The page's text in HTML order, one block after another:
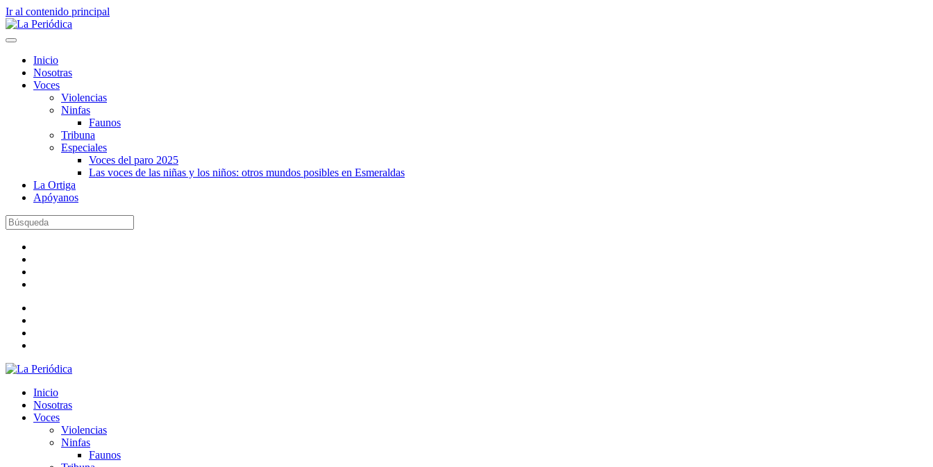
Ir al contenido principal
Inicio
Nosotras
Voces
Violencias
Ninfas
Faunos
Tribuna
Especiales
Voces del paro 2025
Las voces de las niñas y los niños: otros mundos posibles en Esmeraldas
La Ortiga
Apóyanos
Inicio
Nosotras
Voces
Violencias
Ninfas
Faunos